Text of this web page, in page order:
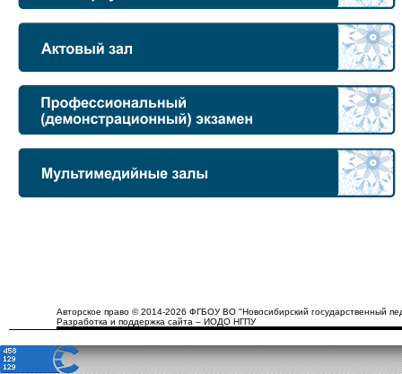
Авторское право © 2014-2026 ФГБОУ ВО "Новосибирский государственный
Разработка и поддержка сайта – ИОДО НГПУ